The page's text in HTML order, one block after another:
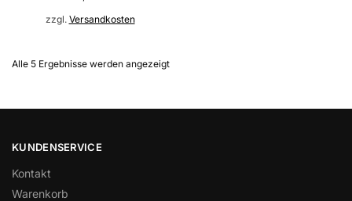
zzgl. Versandkosten
Alle 5 Ergebnisse werden angezeigt
KUNDENSERVICE
Kontakt
Warenkorb